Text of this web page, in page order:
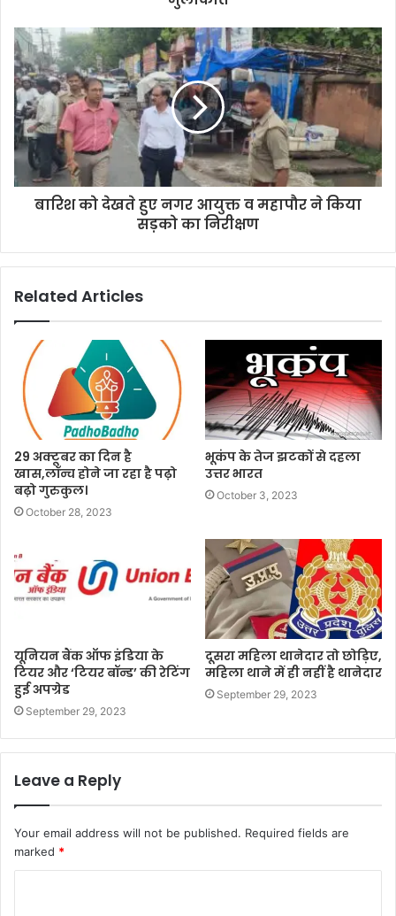
s
s
बारिश को देखते हुए नगर आयुक्त व महापौर ने किया
सड़को का निरीक्षण
Related Articles
29 अक्टूबर का दिन है
खास,लॉन्च होने जा रहा है पढ़ो
बढ़ो गुरुकुल।
October 28, 2023
भूकंप के तेज झटकों से दहला
उत्तर भारत
October 3, 2023
यूनियन बैंक ऑफ इंडिया के
टियर और ‘टियर बॉन्ड’ की रेटिंग
हुई अपग्रेड
September 29, 2023
दूसरा महिला थानेदार तो छोड़िए,
महिला थाने में ही नहीं है थानेदार
September 29, 2023
Leave a Reply
Your email address will not be published. Required fields are
marked *